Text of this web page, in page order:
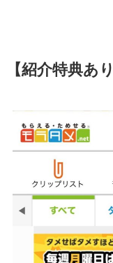
【紹介特典あ